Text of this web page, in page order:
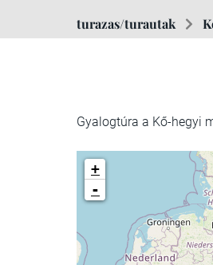
turazas/turautak
Gyalogtúra a Kő-hegyi
+
-